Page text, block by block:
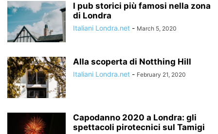
I pub storici più famosi nella zona
di Londra
Italiani Londra.net - March 5, 2020
Alla scoperta di Notthing Hill
Italiani Londra.net - February 21, 2020
Capodanno 2020 a Londra: gli
spettacoli pirotecnici sul Tamigi